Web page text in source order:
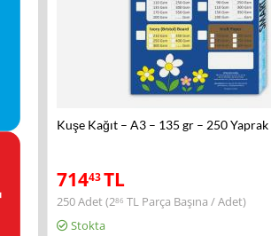
Kuşe Kağıt – A3 – 135 gr – 250 Yaprak
71443TL
250 Adet (286 TL Parça Başına / Adet)
Stokta